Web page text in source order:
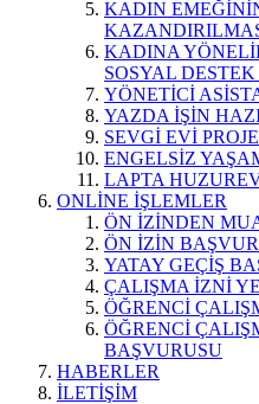
KADIN
KADINA
SOSYAL DESTEK
YÖNETİCİ
YAZDA İŞİN
SEVGİ EVİ
ENGELSİZ
LAPTA
ONLİNE İŞLEMLER
ÖN İZİNDEN
ÖN İZİN
YATAY GEÇİŞ
ÇALIŞMA İZNİ
ÖĞRENCİ
ÖĞRENCİ
BAŞVURUSU
HABERLER
İLETİŞİM